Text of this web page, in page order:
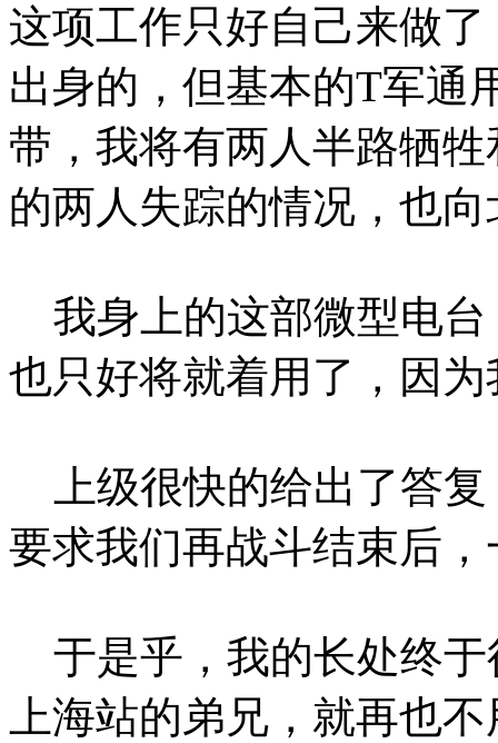
这项工作只好自己来做
出身的，但基本的T军通
带，我将有两人半路牺
的两人失踪的情况，也
我身上的这部微型电台
也只好将就着用了，因
上级很快的给出了答复
要求我们再战斗结束后
于是乎，我的长处终于
上海站的弟兄，就再也